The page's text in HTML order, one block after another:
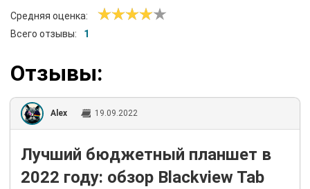
Средняя оценка:
Всего отзывы:
1
Отзывы:
Alex 19.09.2022
Лучший бюджетный планшет в
2022 году: обзор Blackview Tab